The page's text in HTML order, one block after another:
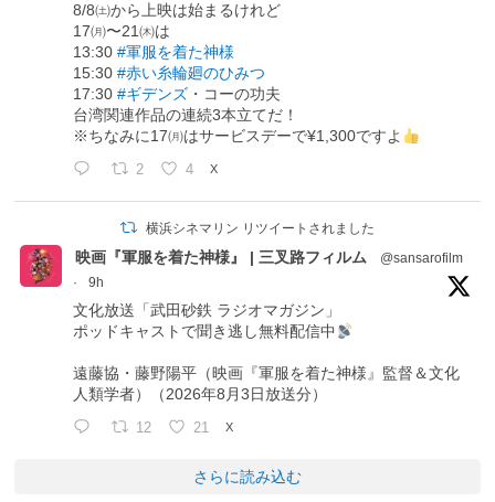
8/8㈯から上映は始まるけれど
17㈪〜21㈭は
13:30#軍服を着た神様
15:30#赤い糸輪廻のひみつ
17:30#ギデンズ ・コーの功夫
台湾関連作品の連続3本立てだ！
※ちなみに17㈪はサービスデーで¥1,300ですよ
2 4 X
横浜シネマリン リツイートされました
映画『軍服を着た神様』 | 三叉路フィルム
@sansarofilm
·
9h
文化放送「武田砂鉄 ラジオマガジン」
ポッドキャストで聞き逃し無料配信中
遠藤協・藤野陽平（映画『軍服を着た神様』監督＆文化
人類学者）（2026年8月3日放送分）
12 21 X
さらに読み込む